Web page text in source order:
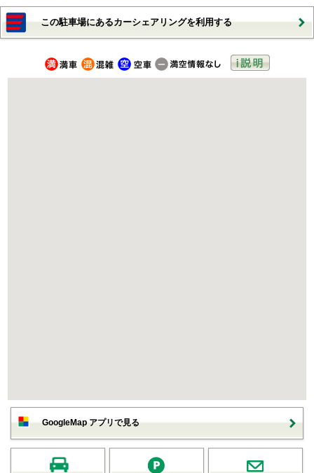
この駐車場にあるカーシェアリングを利用する
GoogleMap アプリで見る